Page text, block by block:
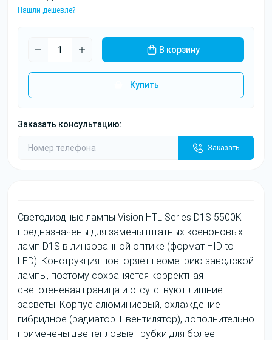
Нашли дешевле?
В корзину
Купить
Заказать консультацию:
Заказать
Светодиодные лампы Vision HTL Series D1S 5500K
предназначены для замены штатных ксеноновых
ламп D1S в линзованной оптике (формат HID to
LED). Конструкция повторяет геометрию заводской
лампы, поэтому сохраняется корректная
светотеневая граница и отсутствуют лишние
засветы. Корпус алюминиевый, охлаждение
гибридное (радиатор + вентилятор), дополнительно
применены две тепловые трубки для более